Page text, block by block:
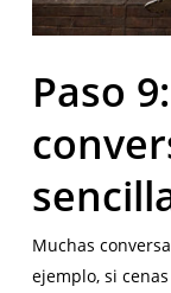
Paso
Muchas
ejemplo, si